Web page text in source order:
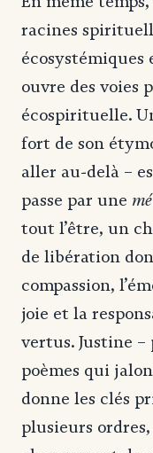
racines
écosystémiques
ouvre des voies
écospirituelle.
fort de son
aller au-delà –
passe par une
tout l’être, un
de libération
compassion,
joie et la
vertus. Justine –
poèmes qui
donne les clés
plusieurs